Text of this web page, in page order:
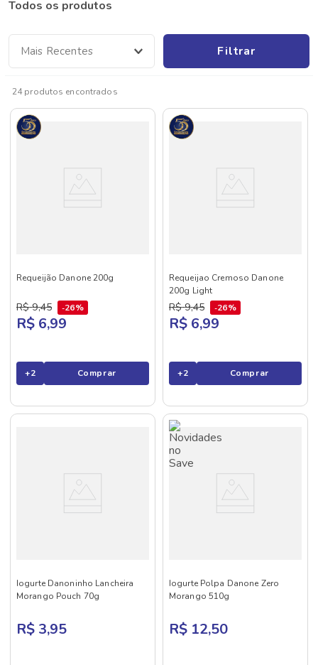
Todos os produtos
Mais Recentes Filtrar
24 produtos
Requeijão Danone 200g
R$ 9,45 26%
R$ 6,99
+2 Comprar
Requeijao Cremoso Danone
200g Light
R$ 9,45 26%
R$ 6,99
+2 Comprar
Iogurte Danoninho Lancheira
Morango Pouch 70g
R$ 3,95
Iogurte Polpa Danone Zero
Morango 510g
R$ 12,50